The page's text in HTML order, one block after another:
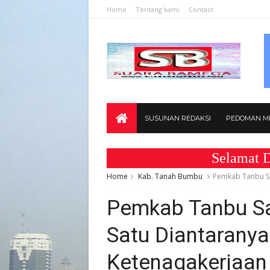
Home Tentang kami Contact
SUSUNAN REDAKSI PEDOMAN
Selamat
Home Kab. Tanah Bumbu Pemkab Tanbu
Pemkab Tanbu
Satu
Ketenagakerjaan